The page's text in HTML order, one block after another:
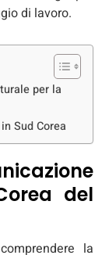
di lavoro.
per la
Sud Corea
del
la